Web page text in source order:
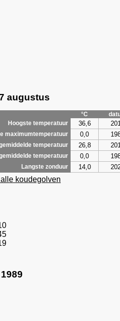
augustus
°C
Hoogste temperatuur
36,6
maximumtemperatuur 0,0
temperatuur 26,8
temperatuur 0,0
Langste zonduur 14,0
koudegolven